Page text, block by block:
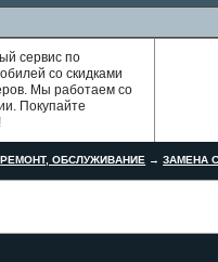
сервис по
со скидками
Мы работаем со
Покупайте
РЕМОНТ, ОБСЛУЖИВАНИЕ →ЗАМЕНА